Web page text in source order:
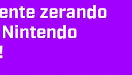
zerando